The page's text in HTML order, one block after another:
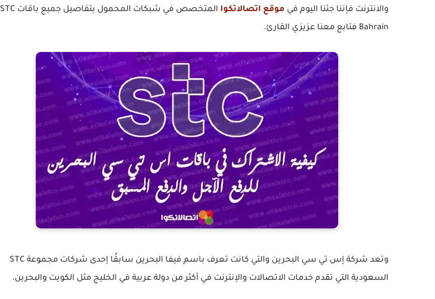
والانترنت فإننا جئنا اليوم في موقع اتصالاتكوا
المتخصص في شبكات المحمول بتفاصيل جميع باقات STC
Bahrain فتابع معنا عزيزي القارئ.
وتعد شركة إس تي سي البحرين والتي كانت تعرف باسم فيفا البحرين سابقًا إحدى شركات مجموعة STC
السعودية التي تقدم خدمات الاتصالات والإنترنت في أكثر من دولة عربية في الخليج مثل الكويت والبحرين.